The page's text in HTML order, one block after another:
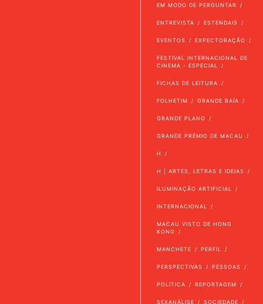
EM MODO DE PERGUNTAR
ENTREVISTA ESTENDAIS
EVENTOS EXPECTORAÇÃO
FESTIVAL INTERNACIONAL DE
CINEMA - ESPECIAL
FICHAS DE LEITURA
FOLHETIM GRANDE BAÍA
GRANDE PLANO
GRANDE PRÉMIO DE MACAU
H
H | ARTES, LETRAS E IDEIAS
ILUMINAÇÃO ARTIFICIAL
INTERNACIONAL
MACAU VISTO DE HONG
KONG
MANCHETE PERFIL
PERSPECTIVAS PESSOAS
POLÍTICA REPORTAGEM
SEXANÁLISE SOCIEDADE